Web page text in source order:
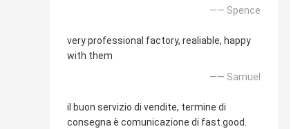
—— Spence
very professional factory, realiable, happy
with them
—— Samuel
il buon servizio di vendite, termine di
consegna è comunicazione di fast.good.